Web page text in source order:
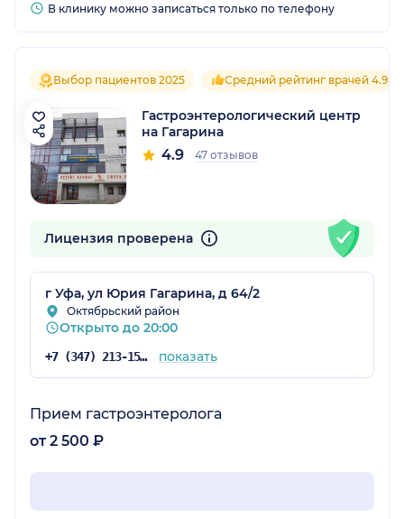
В клинику можно записаться только по телефону
Выбор пациентов 2025 Средний рейтинг врачей 4.9
Гастроэнтерологический центр
на Гагарина
4.9 47 отзывов
Лицензия проверена
г Уфа, ул Юрия Гагарина, д 64/2
Октябрьский район
Открыто до 20:00
+7 (347) 213-15-78 показать
Прием гастроэнтеролога
от 2 500 ₽